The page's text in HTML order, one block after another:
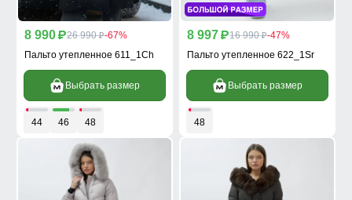
8 990 p26 990 p-67%
Пальто утепленное 611_1Ch
Выбрать размер
44 46 48
8 997 p16 990 p-47%
Пальто утепленное 622_1Sr
Выбрать размер
48